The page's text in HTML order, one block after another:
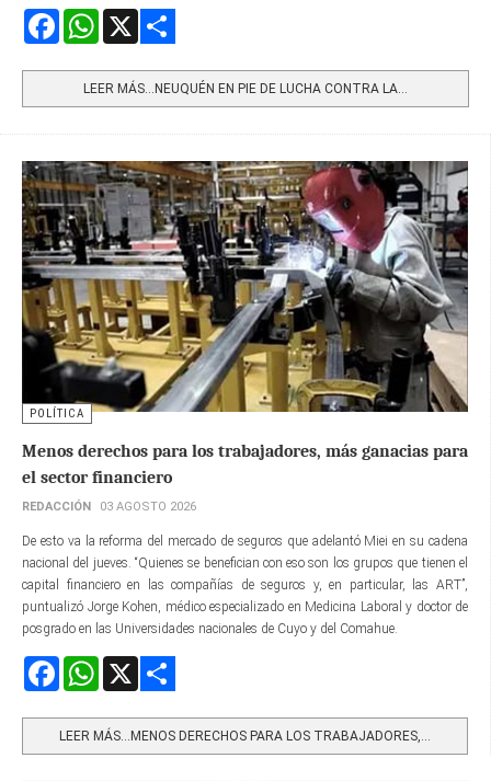
FacebookWhatsApp
LEER MÁS…NEUQUÉN EN PIE DE LUCHA CONTRA LA...
POLÍTICA
Menos derechos para los trabajadores, más ganacias para
el sector financiero
REDACCIÓN 03 AGOSTO 2026
De esto va la reforma del mercado de seguros que adelantó Miei en su cadena
nacional del jueves. “Quienes se benefician con eso son los grupos que tienen el
capital financiero en las compañías de seguros y, en particular, las ART”,
puntualizó Jorge Kohen, médico especializado en Medicina Laboral y doctor de
posgrado en las Universidades nacionales de Cuyo y del Comahue.
FacebookWhatsApp
LEER MÁS…MENOS DERECHOS PARA LOS TRABAJADORES,...